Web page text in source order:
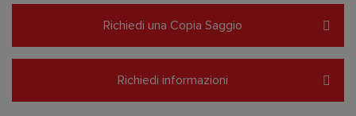
Richiedi una Copia Saggio
Richiedi informazioni